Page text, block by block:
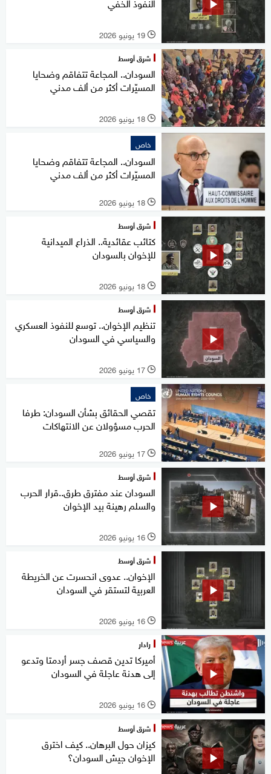
l 19 يونيو 2026
شرق أوسط
السودان.. المجاعة تتفاقم وضحايا
المسيّرات أكثر من ألف مدني
l 18 يونيو 2026
خاص
السودان.. المجاعة تتفاقم وضحايا
المسيّرات أكثر من ألف مدني
l 18 يونيو 2026
شرق أوسط
كتائب عقائدية.. الذراع الميدانية
للإخوان بالسودان
l 18 يونيو 2026
شرق أوسط
تنظيم الإخوان.. توسع للنفوذ العسكري
والسياسي في السودان
l 17 يونيو 2026
خاص
تقصي الحقائق بشأن السودان: طرفا
الحرب مسؤولان عن الانتهاكات
l 17 يونيو 2026
شرق أوسط
السودان عند مفترق طرق..قرار الحرب
والسلم رهينة بيد الإخوان
l 16 يونيو 2026
شرق أوسط
الإخوان.. عدوى انحسرت عن الخريطة
العربية لتستقر في السودان
l 16 يونيو 2026
رادار
أميركا تدين قصف جسر أردمتا وتدعو
إلى هدنة عاجلة في السودان
l 16 يونيو 2026
شرق أوسط
كيزان حول البرهان.. كيف اخترق
الإخوان جيش السودان؟